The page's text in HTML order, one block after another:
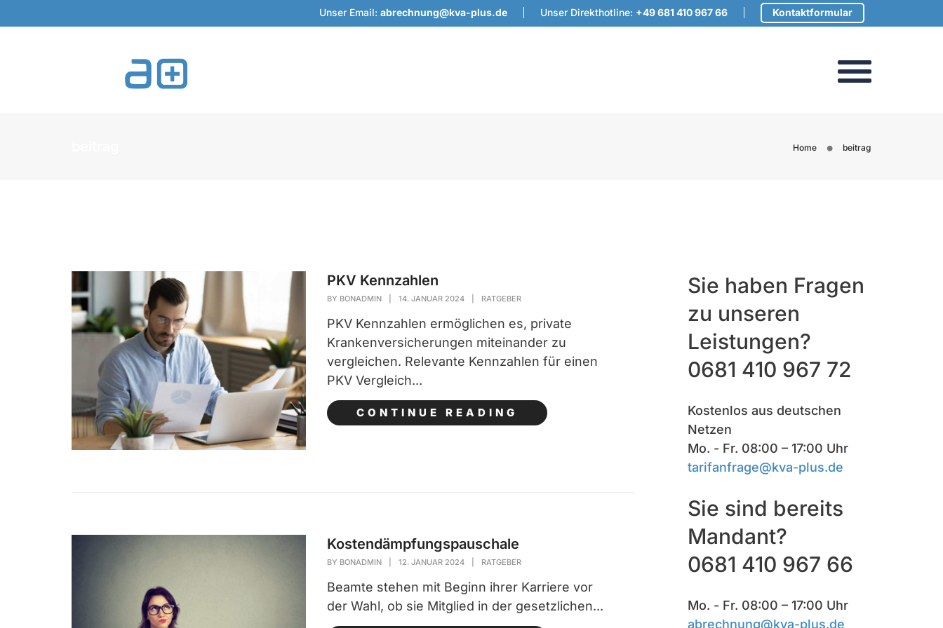
Unser Email: abrechnung@kva-plus.de Unser Direkthotline: +49 681 410 967 66 Kontaktformular
Home beitrag
PKV Kennzahlen
BY BONADMIN 14. JANUAR 2024 RATGEBER
PKV Kennzahlen ermöglichen es, private
Krankenversicherungen miteinander zu
vergleichen. Relevante Kennzahlen für einen
PKV Vergleich...
CONTINUE READING
Kostendämpfungspauschale
BY BONADMIN 12. JANUAR 2024 RATGEBER
Beamte stehen mit Beginn ihrer Karriere vor
der Wahl, ob sie Mitglied in der gesetzlichen...
Sie haben Fragen
zu unseren
Leistungen?
0681 410 967 72
Kostenlos aus deutschen
Netzen
Mo. - Fr. 08:00 – 17:00 Uhr
tarifanfrage@kva-plus.de
Sie sind bereits
Mandant?
0681 410 967 66
Mo. - Fr. 08:00 – 17:00 Uhr
abrechnung@kva-plus.de